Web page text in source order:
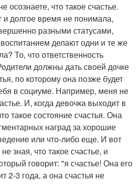
что такое счастье.
долгое время не понимала,
разными статусами,
делают одни и те же
То, что ответственность
должны дать своей дочке
по которому она позже будет
в социуме. Например, меня не
И, когда девочка выходит в
такое состояние счастья. Она
наград за хорошие
или что-либо еще. И вот
зная, что такое счастье, и
говорит: "я счастье! Она его
2-3 года, а она счастья не